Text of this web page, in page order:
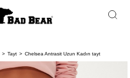
Tayt Chelsea Antrasit Uzun Kadın tayt